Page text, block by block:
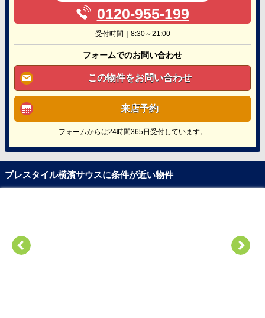
0120-955-199
受付時間｜8:30～21:00
フォームでのお問い合わせ
この物件をお問い合わせ
来店予約
フォームからは24時間365日受付しています。
プレスタイル横濱サウスに条件が近い物件